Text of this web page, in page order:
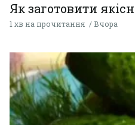
Як заготовити
1 хв на прочитання Вчора